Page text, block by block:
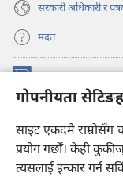
गोपनीयता
साइट एकदमै राम्रोसँग
प्रयोग गर्छौँ। केही
त्यसलाई इन्कार गर्न
सरकारी अधिकारी र
मदत
(ब्राउजरको
अर्को
नयाँ
पृष्ठ
प्रहरीधरहरा अनलाइन
(ब्राउजरको
अर्को
JW Hub ®
(ब्राउजरको